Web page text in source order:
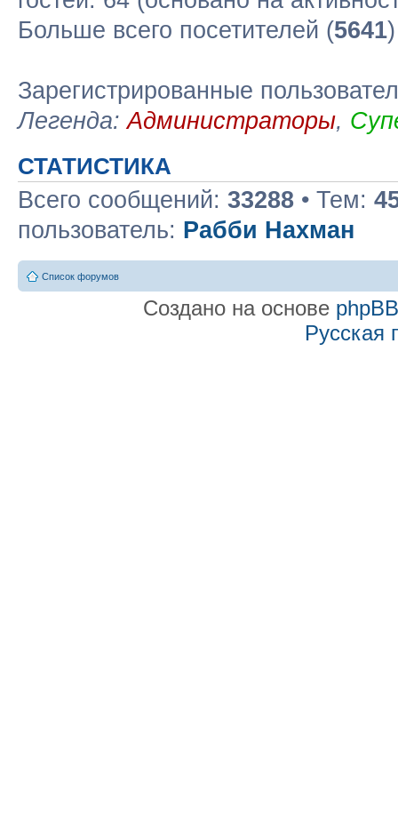
Больше всего посетителей (5641
Зарегистрированные
Легенда:Администраторы,
СТАТИСТИКА
Всего сообщений: 33288 • Тем:
пользователь: Рабби Нахман
Список форумов
Создано на основе phpBB
Русская